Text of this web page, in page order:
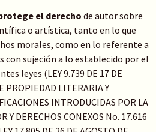
el derecho de autor sobre
o artística, tanto en lo que
morales, como en lo referente a
con sujeción a lo establecido por el
leyes (LEY 9.739 DE 17 DE
PROPIEDAD LITERARIA Y
INTRODUCIDAS POR LA
Y DERECHOS CONEXOS No. 17.616